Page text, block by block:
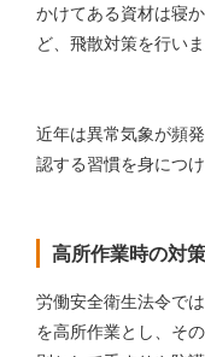
かけてある資材は寝
ど、飛散対策を行いま
近年は異常気象が頻
認する習慣を身につ
高所作業時の対策
労働安全衛生法令で
を高所作業とし、そ